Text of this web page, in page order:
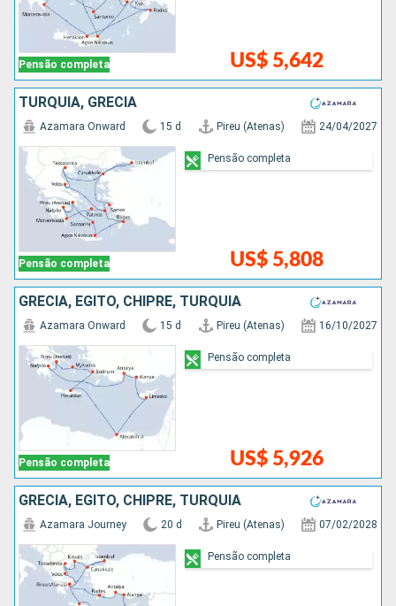
Pensão completa US$ 5,642
TURQUIA, GRÉCIA
Pensão completa
Azamara Onward 15 d Pireu (Atenas) 24/04/2027
US$ 5,808
Pensão completa
GRÉCIA, EGITO, CHIPRE, TURQUIA
Pensão completa
Azamara Onward 15 d Pireu (Atenas) 16/10/2027
US$ 5,926
Pensão completa
GRÉCIA, EGITO, CHIPRE, TURQUIA
Azamara Journey 20 d Pireu (Atenas) 07/02/2028
Pensão completa